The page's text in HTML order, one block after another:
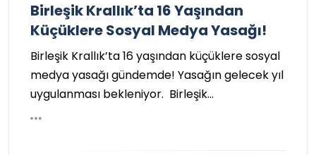
Birleşik Krallık’ta 16 Yaşından
Küçüklere Sosyal Medya Yasağı!
Birleşik Krallık’ta 16 yaşından küçüklere sosyal
medya yasağı gündemde! Yasağın gelecek yıl
uygulanması bekleniyor. Birleşik…